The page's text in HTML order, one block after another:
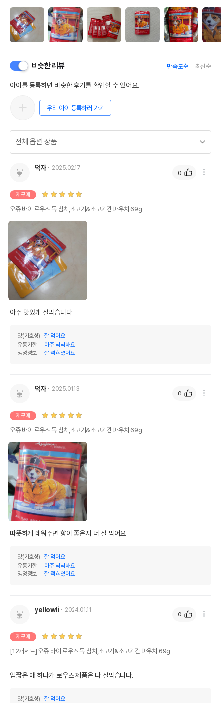
비슷한 리뷰 만족도순 최신순
아이를 등록하면 비슷한 후기를 확인할 수 있어요.
우리 아이 등록하러 가기
떡자 2025.02.17
재구매
오쥬 바이 로우즈 독 참치,소고기&소고기간 파우치 69g
아주 맛있게 잘먹습니다
맛(기호성)
잘 먹어요
유통기한
아주 넉넉해요
영양정보
잘 적혀있어요
0
떡자 2025.01.13
재구매
오쥬 바이 로우즈 독 참치,소고기&소고기간 파우치 69g
따뜻하게 데워주면 향이 좋은지 더 잘 먹어요
맛(기호성)
잘 먹어요
유통기한
아주 넉넉해요
영양정보
잘 적혀있어요
0
yellowli 2024.01.11
재구매
[12개세트] 오쥬 바이 로우즈 독 참치,소고기&소고기간 파우치 69g
입짧은 애 하나가 로우즈 제품은 다 잘먹습니다.
맛(기호성)
잘 먹어요
0